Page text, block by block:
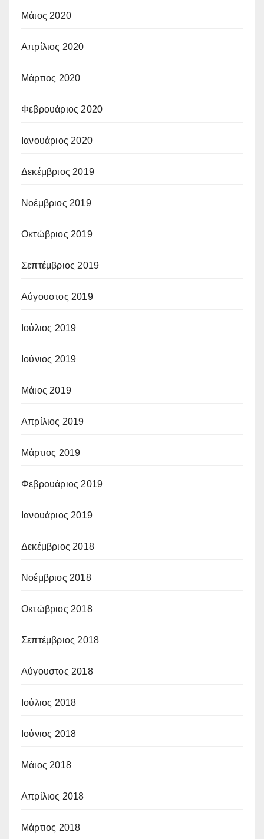
Μάιος 2020
Απρίλιος 2020
Μάρτιος 2020
Φεβρουάριος 2020
Ιανουάριος 2020
Δεκέμβριος 2019
Νοέμβριος 2019
Οκτώβριος 2019
Σεπτέμβριος 2019
Αύγουστος 2019
Ιούλιος 2019
Ιούνιος 2019
Μάιος 2019
Απρίλιος 2019
Μάρτιος 2019
Φεβρουάριος 2019
Ιανουάριος 2019
Δεκέμβριος 2018
Νοέμβριος 2018
Οκτώβριος 2018
Σεπτέμβριος 2018
Αύγουστος 2018
Ιούλιος 2018
Ιούνιος 2018
Μάιος 2018
Απρίλιος 2018
Μάρτιος 2018